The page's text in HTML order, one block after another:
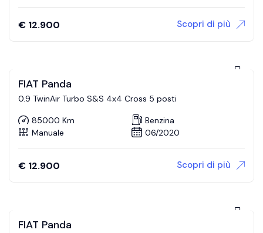
€ 12.900 Scopri di più
FIAT Panda
0.9 TwinAir Turbo S&S 4x4 Cross 5 posti
85000 Km
Benzina
Manuale
06/2020
€ 12.900 Scopri di più
FIAT Panda